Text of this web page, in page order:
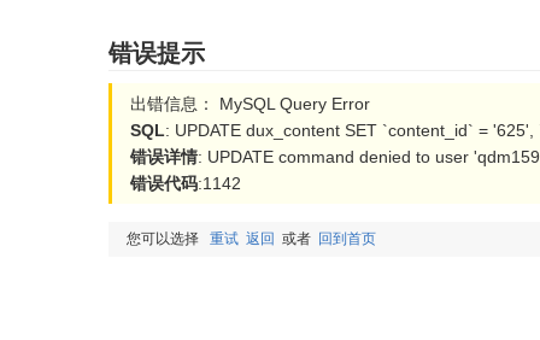
错误提示
出错信息： MySQL Query Error
SQL: UPDATE dux_content SET `content_id` =
错误详情: UPDATE command denied to user
错误代码:1142
您可以选择 重试 返回 或者 回到首页